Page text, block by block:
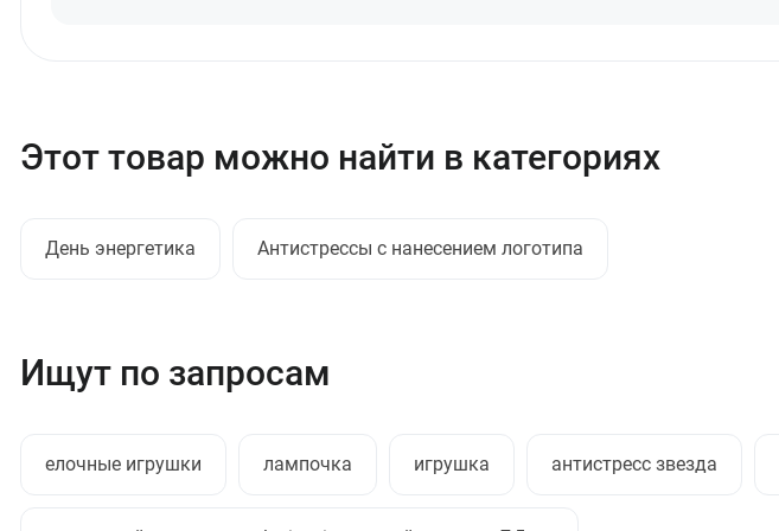
Этот товар можно найти в категориях
День энергетика Антистрессы с нанесением логотипа
Ищут по запросам
елочные игрушки лампочка игрушка антистресс звезда